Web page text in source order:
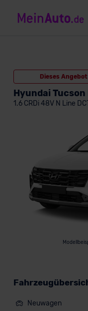
Dieses
Hyundai Tucson
1.6 CRDi 48V N Line
Neuwagen